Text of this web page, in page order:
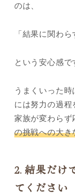
のは、
「結果に関わ
という安心感で
うまくいった
には努力の過程
家族が変わら
の挑戦への大
2. 結果だけ
てください